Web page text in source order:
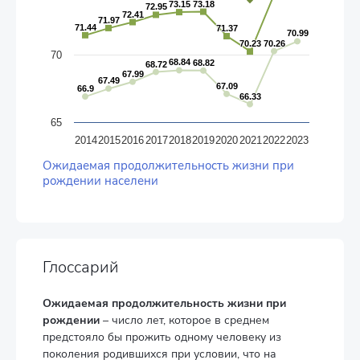
66.9
66.9
67.49
67.49
67.99
67.99
68.72
68.7268.84
68.84 68.82
68.82
67.09
67.09
66.33
66.33
70.26
70.26
70.99
70.99
71.44
71.44
71.97
71.97
72.41
72.41
72.95
72.9573.15
73.15 73.18
73.18
71.37
71.37
70.23
70.23
2014201520162017201820192020202120222023
65
70
End of interactive chart.
Ожидаемая продолжительность жизни при
рождении населени
Глоссарий
Ожидаемая продолжительность жизни при
рождении – число лет, которое в среднем
предстояло бы прожить одному человеку из
поколения родившихся при условии, что на